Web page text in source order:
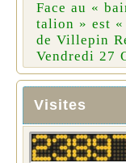
Face au «
talion » est «
de Villepin
Vendredi 27
Visites